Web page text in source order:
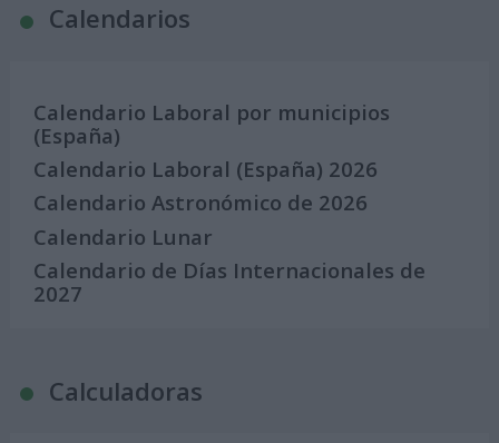
Calendarios
Calendario Laboral por municipios
(España)
Calendario Laboral (España) 2026
Calendario Astronómico de 2026
Calendario Lunar
Calendario de Días Internacionales de
2027
Calculadoras